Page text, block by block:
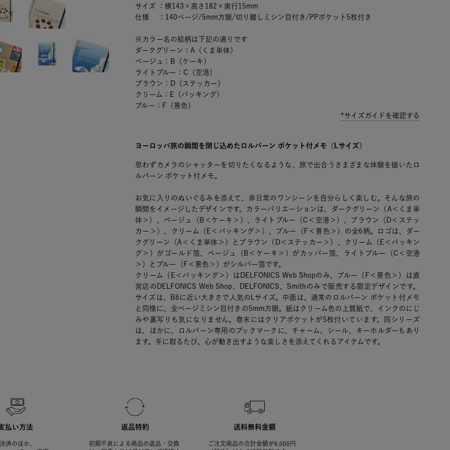
サイズ ：横143×高さ182×奥行15mm
仕様 ：140ページ/5mm方眼/切り離しミシン目付き/PPポケット5枚付き
※カラー名の絵柄は下記の通りです
ダークグリーン：A（くま単体）
ベージュ：B（ケーキ）
ライトブルー：C（空港）
ブラウン：D（ステッカー）
クリーム：E（パッキング）
ブルー：F（景色）
*サイズガイドを確認する
ヨーロッパ旅の瞬間を閉じ込めたロルバーン ポケット付メモ（Lサイズ）
思わずカメラのシャッターを切りたくなるような、旅で出合うさまざまな体験を描いたロ
ルバーン ポケット付メモ。
お気に入りのぬいぐるみを添えて、非日常のワンシーンを自分らしく楽しむ。そんな旅の
瞬間をイメージしたデザインです。カラーバリエーションは、ダークグリーン（A＜くま単
体＞）、ベージュ（B＜ケーキ＞）、ライトブルー（C＜空港＞）、ブラウン（D＜ステッ
カー＞）、クリーム（E＜パッキング＞）、ブルー（F＜景色＞）の全6柄。ロゴは、ダー
クグリーン（A＜くま単体＞）とブラウン（D＜ステッカー＞）、クリーム（E＜パッキン
グ＞）がゴールド箔、ベージュ（B＜ケーキ＞）がカッパー箔、ライトブルー（C＜空港
＞）とブルー（F＜景色＞）がシルバー箔です。
クリーム（E＜パッキング＞）はDELFONICS Web Shopのみ、ブルー（F＜景色＞）は直
営店のDELFONICS Web Shop、DELFONICS、Smithのみで販売する限定デザインです。
サイズは、B6に近い大きさで人気のLサイズ。中面は、通常のロルバーン ポケット付メモ
と同様に、全ページミシン目付きの5mm方眼。紙はクリーム色の上質紙で、インクのにじ
みや裏写りも気になりません。巻末にはクリアポケットが5枚付いています。同シリーズ
は、ほかに、ロルバーン専用のブックマークに、チャーム、シール、キーホルダーもあり
ます。手に取るたび、心が動き出すような楽しさを添えてくれるアイテムです。
払い方法
済のほか、
返品特約
初期不良による商品の返品・交換
送料無料金額
ご注文商品の合計金額が6,000円